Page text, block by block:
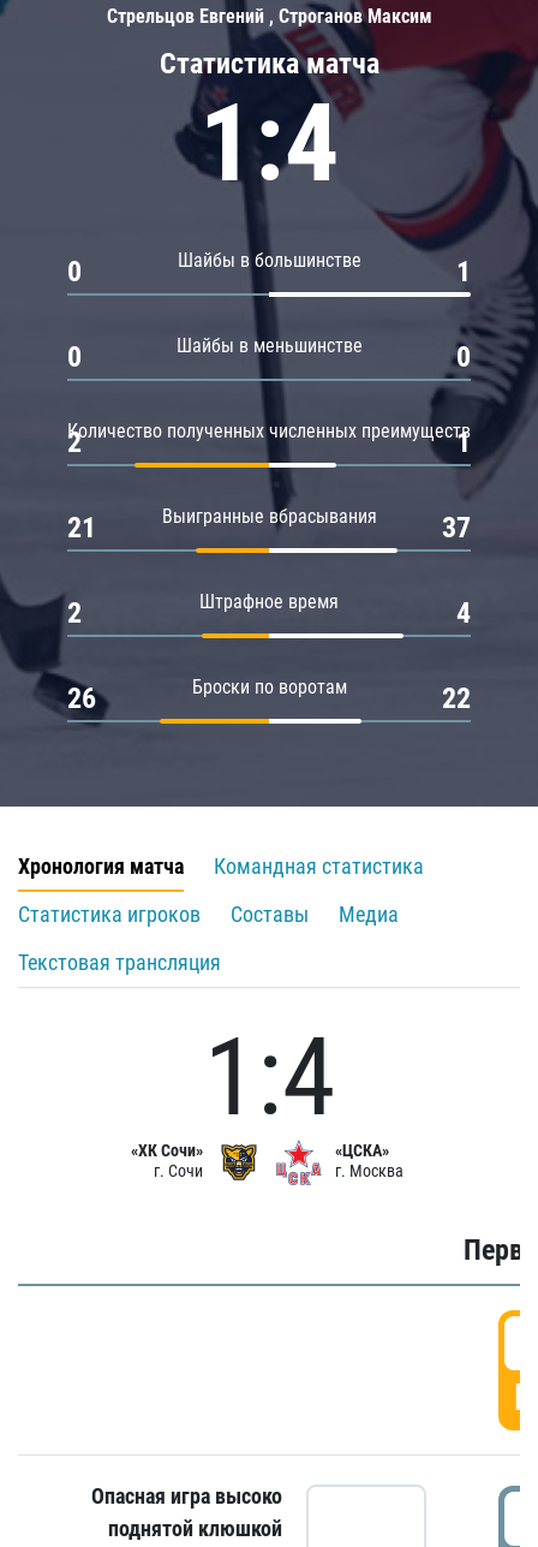
Статистика матча
1:4
Шайбы в большинстве
0 1
Шайбы в меньшинстве
0 0
Количество полученных численных преимуществ
2 1
Выигранные вбрасывания
21 37
Штрафное время
2 4
Броски по воротам
26 22
Стрельцов Евгений , Строганов Максим
Хронология матча
Командная статистика
Статистика игроков
Составы
Медиа
Текстовая трансляция
«ХК Сочи»
г. Сочи
1:4
«ЦСКА»
г. Москва
Опасная игра высоко
поднятой клюшкой